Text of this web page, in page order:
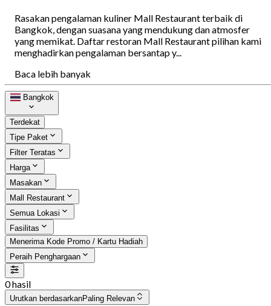
Rasakan pengalaman kuliner Mall Restaurant terbaik di
Bangkok, dengan suasana yang mendukung dan atmosfer
yang memikat. Daftar restoran Mall Restaurant pilihan kami
menghadirkan pengalaman bersantap y...
Baca lebih banyak
Bangkok
Terdekat
Tipe Paket
Filter Teratas
Harga
Masakan
Mall Restaurant
Semua Lokasi
Fasilitas
Menerima Kode Promo / Kartu Hadiah
Peraih Penghargaan
0 hasil
Urutkan berdasarkanPaling Relevan